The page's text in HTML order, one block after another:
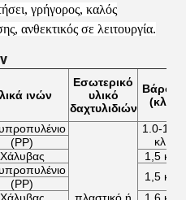
γρήγορος, καλός
ανθεκτικός σε λειτουργία.
ινών
Εσωτερικό
υλικό
δαχτυλιδιών
Βάρος
(κλ)
1.0-1.1
κλ
(PP)
Χάλυβας
1,5 κλ
1,5 κλ
(PP)